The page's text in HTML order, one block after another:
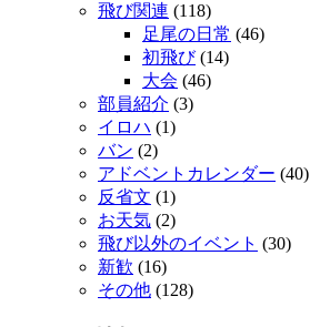
飛び関連 (118)
足尾の日常 (46)
初飛び(14)
大会 (46)
部員紹介 (3)
イロハ (1)
バン (2)
アドベントカレンダー (40)
反省文 (1)
お天気 (2)
飛び以外のイベント (30)
新歓 (16)
その他 (128)